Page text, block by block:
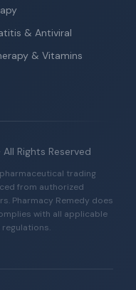
& Antiviral
& Vitamins
Rights Reserved
trading
from authorized
Pharmacy Remedy does
with all applicable